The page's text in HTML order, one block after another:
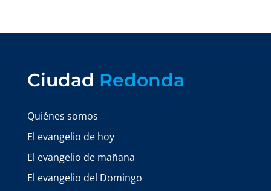
Ciudad Redonda
Quiénes somos
El evangelio de hoy
El evangelio de mañana
El evangelio del Domingo